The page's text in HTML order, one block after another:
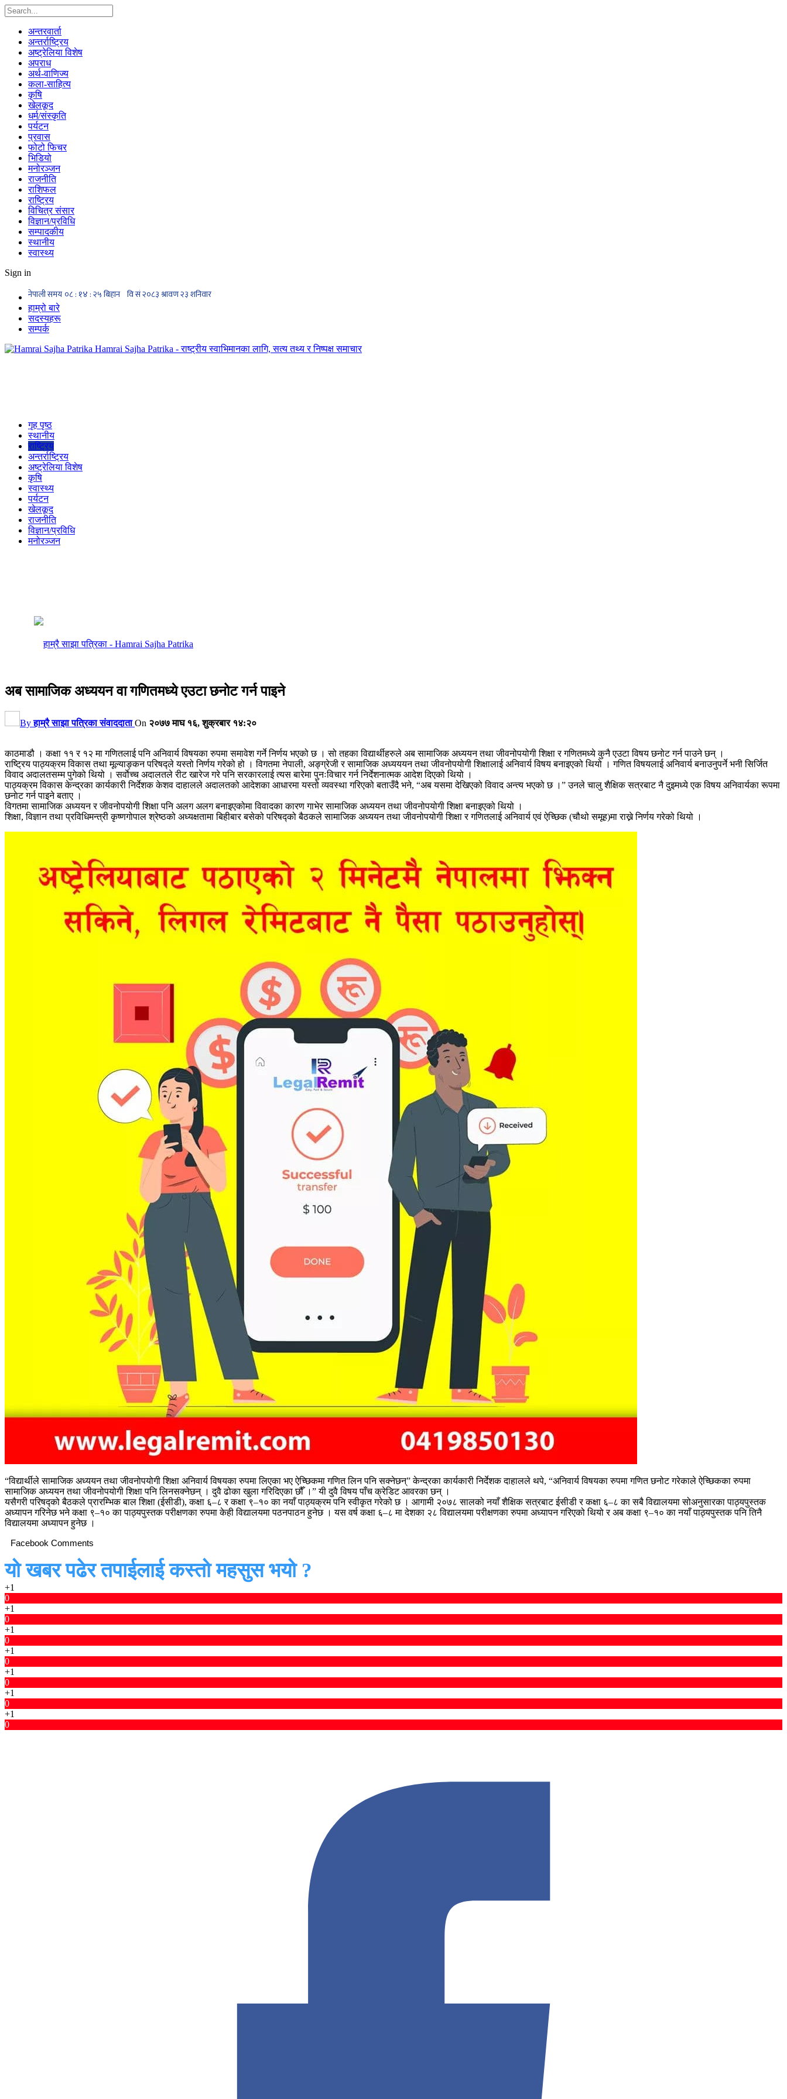
अन्तरवार्ता
अन्तर्राष्ट्रिय
अष्ट्रेलिया विशेष
अपराध
अर्थ-वाणिज्य
कला-साहित्य
कृषि
खेलकूद
धर्म/संस्कृति
पर्यटन
प्रवास
फोटो फिचर
भिडियो
मनोरञ्जन
राजनीति
राशिफल
राष्ट्रिय
विचित्र संसार
विज्ञान/प्रविधि
सम्पादकीय
स्थानीय
स्वास्थ्य
Sign in
हाम्रो बारे
सदस्यहरू
सम्पर्क
Hamrai Sajha Patrika - राष्ट्रीय स्वाभिमानका लागि, सत्य तथ्य र निष्पक्ष समाचार
गृह पृष्ठ
स्थानीय
राष्ट्रिय
अन्तर्राष्ट्रिय
अष्ट्रेलिया विशेष
कृषि
स्वास्थ्य
पर्यटन
खेलकूद
राजनीति
विज्ञान/प्रविधि
मनोरञ्जन
अब सामाजिक अध्ययन वा गणितमध्ये एउटा छनोट गर्न पाइने
Byहाम्रै साझा पत्रिका संवाददाता On २०७७ माघ १६, शुक्रबार १४:२०
काठमाडौ । कक्षा ११ र १२ मा गणितलाई पनि अनिवार्य विषयका रुपमा समावेश गर्ने निर्णय भएको छ । सो तहका विद्यार्थीहरुले अब सामाजिक अध्ययन तथा जीवनोपयोगी शिक्षा र गणितमध्ये कुनै एउटा विषय छनोट गर्न पाउने छन् ।
राष्ट्रिय पाठ्यक्रम विकास तथा मूल्याङ्कन परिषद्ले यस्तो निर्णय गरेको हो । विगतमा नेपाली, अङ्ग्रेजी र सामाजिक अध्यययन तथा जीवनोपयोगी शिक्षालाई अनिवार्य विषय बनाइएको थियो । गणित विषयलाई अनिवार्य बनाउनुपर्ने भनी सिर्जित
विवाद अदालतसम्म पुगेको थियो । सर्वाेच्च अदालतले रीट खारेज गरे पनि सरकारलाई त्यस बारेमा पुनःविचार गर्न निर्देशनात्मक आदेश दिएको थियो ।
पाठ्यक्रम विकास केन्द्रका कार्यकारी निर्देशक केशव दाहालले अदालतको आदेशका आधारमा यस्तो व्यवस्था गरिएको बताउँदै भने, “अब यसमा देखिएको विवाद अन्त्य भएको छ ।” उनले चालु शैक्षिक सत्रबाट नै दुइमध्ये एक विषय अनिवार्यका रूपमा
छनाेट गर्न पाइने बताए ।
विगतमा सामाजिक अध्ययन र जीवनोपयोगी शिक्षा पनि अलग अलग बनाइएकोमा विवादका कारण गाभेर सामाजिक अध्ययन तथा जीवनोपयोगी शिक्षा बनाइएको थियो ।
शिक्षा, विज्ञान तथा प्रविधिमन्त्री कृष्णगोपाल श्रेष्ठको अध्यक्षतामा बिहीबार बसेको परिषद्को बैठकले सामाजिक अध्ययन तथा जीवनोपयोगी शिक्षा र गणितलाई अनिवार्य एवं ऐच्छिक (चौथो समूह)मा राख्ने निर्णय गरेको थियो ।
“विद्यार्थीले सामाजिक अध्ययन तथा जीवनोपयोगी शिक्षा अनिवार्य विषयका रुपमा लिएका भए ऐच्छिकमा गणित लिन पनि सक्नेछन्” केन्द्रका कार्यकारी निर्देशक दाहालले थपे, “अनिवार्य विषयका रुपमा गणित छनोट गरेकाले ऐच्छिकका रुपमा
सामाजिक अध्ययन तथा जीवनोपयोगी शिक्षा पनि लिनसक्नेछन् । दुवै ढोका खुला गरिदिएका छौँ ।” यी दुवै विषय पाँच क्रेडिट आवरका छन् ।
यसैगरी परिषद्को बैठकले प्रारम्भिक बाल शिक्षा (ईसीडी), कक्षा ६–८ र कक्षा ९–१० का नयाँ पाठ्यक्रम पनि स्वीकृत गरेको छ । आगामी २०७८ सालको नयाँ शैक्षिक सत्रबाट ईसीडी र कक्षा ६–८ का सबै विद्यालयमा सोअनुसारका पाठ्यपुस्तक
अध्यापन गरिनेछ भने कक्षा ९–१० का पाठ्यपुस्तक परीक्षणका रुपमा केही विद्यालयमा पठनपाठन हुनेछ । यस वर्ष कक्षा ६–८ मा देशका २८ विद्यालयमा परीक्षणका रुपमा अध्यापन गरिएको थियो र अब कक्षा ९–१० का नयाँ पाठ्यपुस्तक पनि तिनै
विद्यालयमा अध्यापन हुनेछ ।
Facebook Comments
यो खबर पढेर तपाईलाई कस्तो महसुस भयो ?
+1
0
+1
0
+1
0
+1
0
+1
0
+1
0
+1
0